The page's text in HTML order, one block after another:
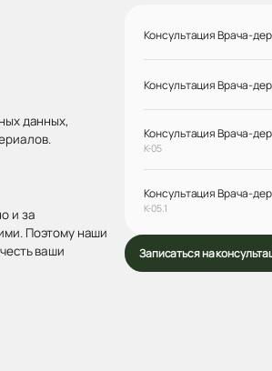
данных,
и за
Поэтому наши
ваши
Консультация Врача-
Консультация Врача-
Консультация Врача-
К-05
Консультация Врача-
К-05.1
Записаться на